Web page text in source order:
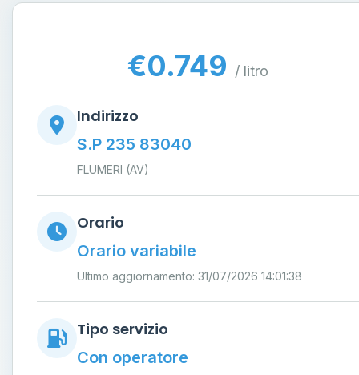
€0.749 / litro
Indirizzo
S.P 235 83040
FLUMERI (AV)
Orario
Orario variabile
Ultimo aggiornamento: 31/07/2026 14:01:38
Tipo servizio
Con operatore